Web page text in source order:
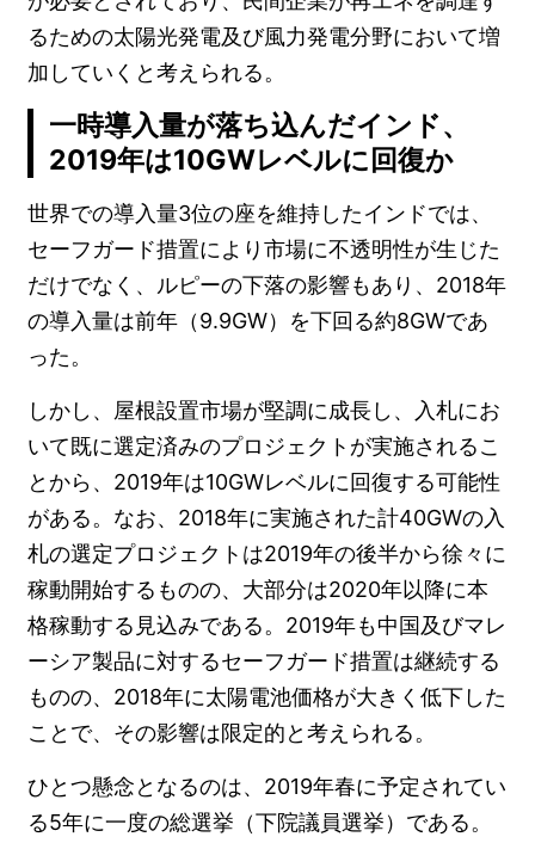
るための太陽光発電及び風力発電分野において増
加していくと考えられる。
一時導入量が落ち込んだインド、
2019年は10GWレベルに回復か
世界での導入量3位の座を維持したインドでは、
セーフガード措置により市場に不透明性が生じた
だけでなく、ルピーの下落の影響もあり、2018年
の導入量は前年（9.9GW）を下回る約8GWであ
った。
しかし、屋根設置市場が堅調に成長し、入札にお
いて既に選定済みのプロジェクトが実施されるこ
とから、2019年は10GWレベルに回復する可能性
がある。なお、2018年に実施された計40GWの入
札の選定プロジェクトは2019年の後半から徐々に
稼動開始するものの、大部分は2020年以降に本
格稼動する見込みである。2019年も中国及びマレ
ーシア製品に対するセーフガード措置は継続する
ものの、2018年に太陽電池価格が大きく低下した
ことで、その影響は限定的と考えられる。
ひとつ懸念となるのは、2019年春に予定されてい
る5年に一度の総選挙（下院議員選挙）である。